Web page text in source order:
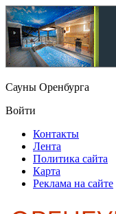
Сауны Оренбурга
Войти
Контакты
Лента
Политика сайта
Карта
Реклама на сайте